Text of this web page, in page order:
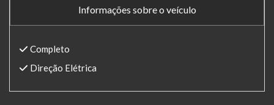
Informações sobre o veículo
Completo
Direção Elétrica